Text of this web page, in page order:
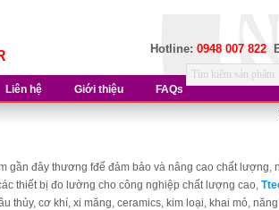
Hotline: 0948 007 822
Liên hệ Giới thiệu FAQs
đây thương fđể đảm bảo và nâng cao chất lượng,
thiết bị đo lường cho công nghiệp chất lượng cao,
thủy, cơ khí, xi măng, ceramics, kim loại, khai mỏ,